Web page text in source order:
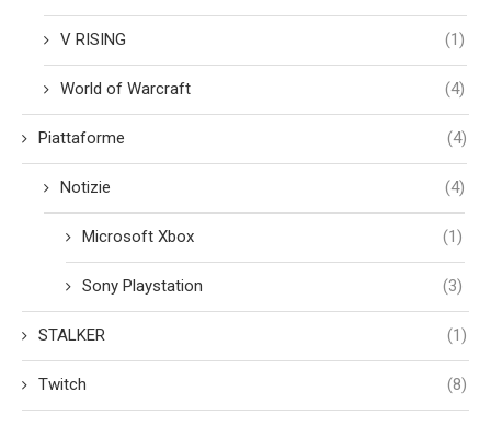
V RISING (1)
World of Warcraft (4)
Piattaforme (4)
Notizie (4)
Microsoft Xbox (1)
Sony Playstation (3)
STALKER (1)
Twitch (8)